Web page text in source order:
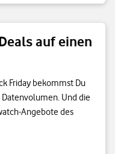
auf einen
Friday bekommst Du
Und die
Angebote des